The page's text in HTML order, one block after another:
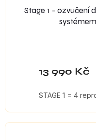
Stage 1 - ozvučení
13 990 Kč
STAGE 1 = 4